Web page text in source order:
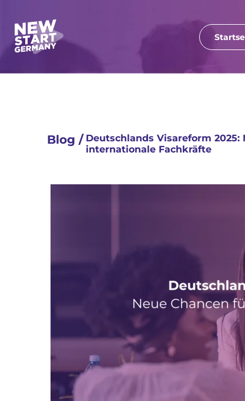
Blog / Deutschlands Visareform 2025:
internationale Fachkräfte